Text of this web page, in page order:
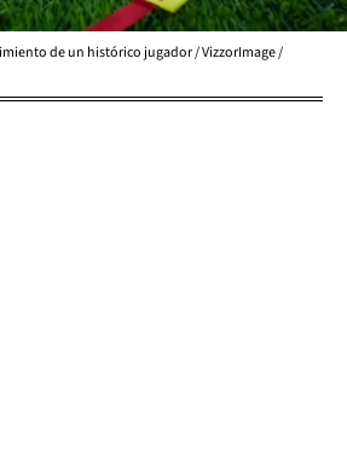
de un histórico jugador / VizzorImage /